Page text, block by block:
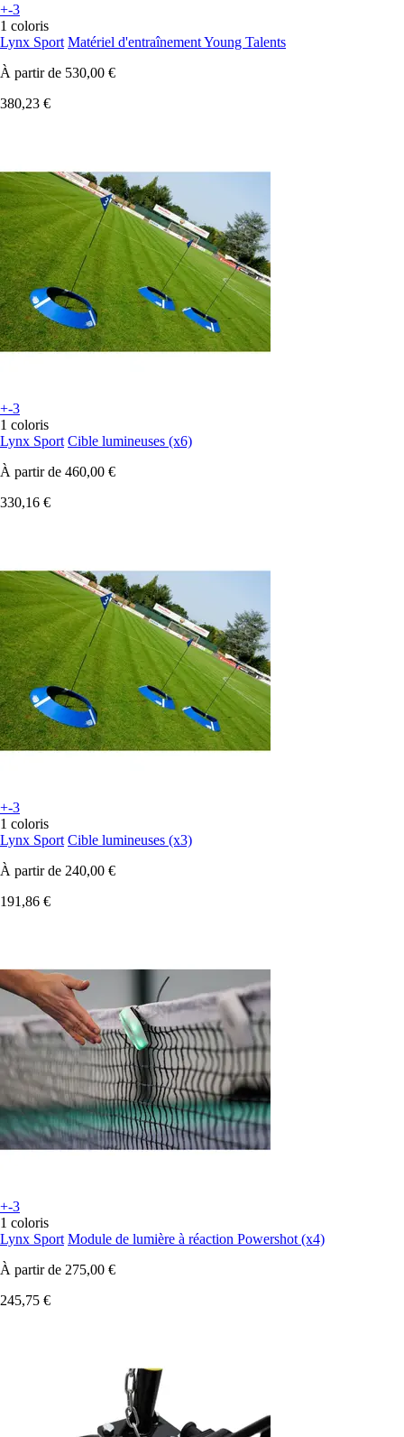
+-3
1 coloris
Lynx Sport Matériel d'entraînement Young Talents
À partir de 530,00 €
380,23 €
+-3
1 coloris
Lynx Sport Cible lumineuses (x6)
À partir de 460,00 €
330,16 €
+-3
1 coloris
Lynx Sport Cible lumineuses (x3)
À partir de 240,00 €
191,86 €
+-3
1 coloris
Lynx Sport Module de lumière à réaction Powershot (x4)
À partir de 275,00 €
245,75 €